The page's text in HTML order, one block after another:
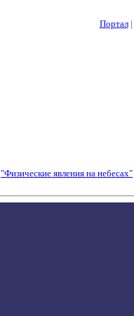
Портал|
"Физические явления на небесах"